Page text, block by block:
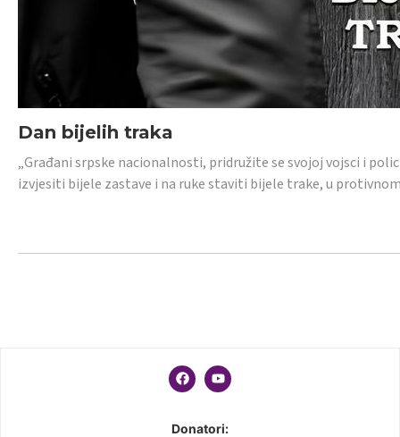
Dan bijelih traka
„Građani srpske nacionalnosti, pridružite se svojoj vojsci i
izvjesiti bijele zastave i na ruke staviti bijele trake, u
Donatori: